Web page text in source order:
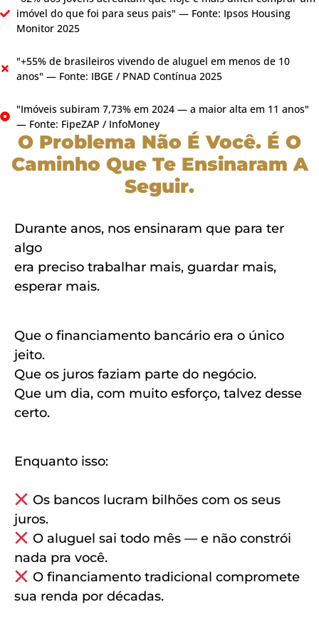
imóvel do que foi para seus pais" — Fonte: Ipsos Housing
Monitor 2025
"+55% de brasileiros vivendo de aluguel em menos de 10
anos" — Fonte: IBGE / PNAD Contínua 2025
"Imóveis subiram 7,73% em 2024 — a maior alta em 11 anos"
— Fonte: FipeZAP / InfoMoney
O Problema Não É Você. É O
Caminho Que Te Ensinaram A
Seguir.
Durante anos, nos ensinaram que para ter
algo
era preciso trabalhar mais, guardar mais,
esperar mais.
Que o financiamento bancário era o único
jeito.
Que os juros faziam parte do negócio.
Que um dia, com muito esforço, talvez desse
certo.
Enquanto isso:
Os bancos lucram bilhões com os seus
juros.
O aluguel sai todo mês — e não constrói
nada pra você.
O financiamento tradicional compromete
sua renda por décadas.